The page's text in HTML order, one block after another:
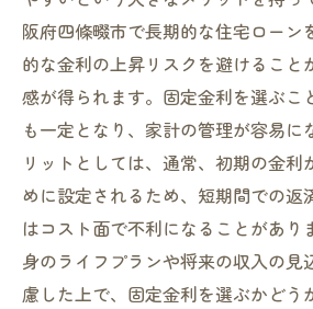
阪府四條畷市で長期的な住宅ローン
的な金利の上昇リスクを避けること
感が得られます。固定金利を選ぶこ
も一定となり、家計の管理が容易に
リットとしては、通常、初期の金利
めに設定されるため、短期間での返
はコスト面で不利になることがあり
身のライフプランや将来の収入の見
慮した上で、固定金利を選ぶかどう